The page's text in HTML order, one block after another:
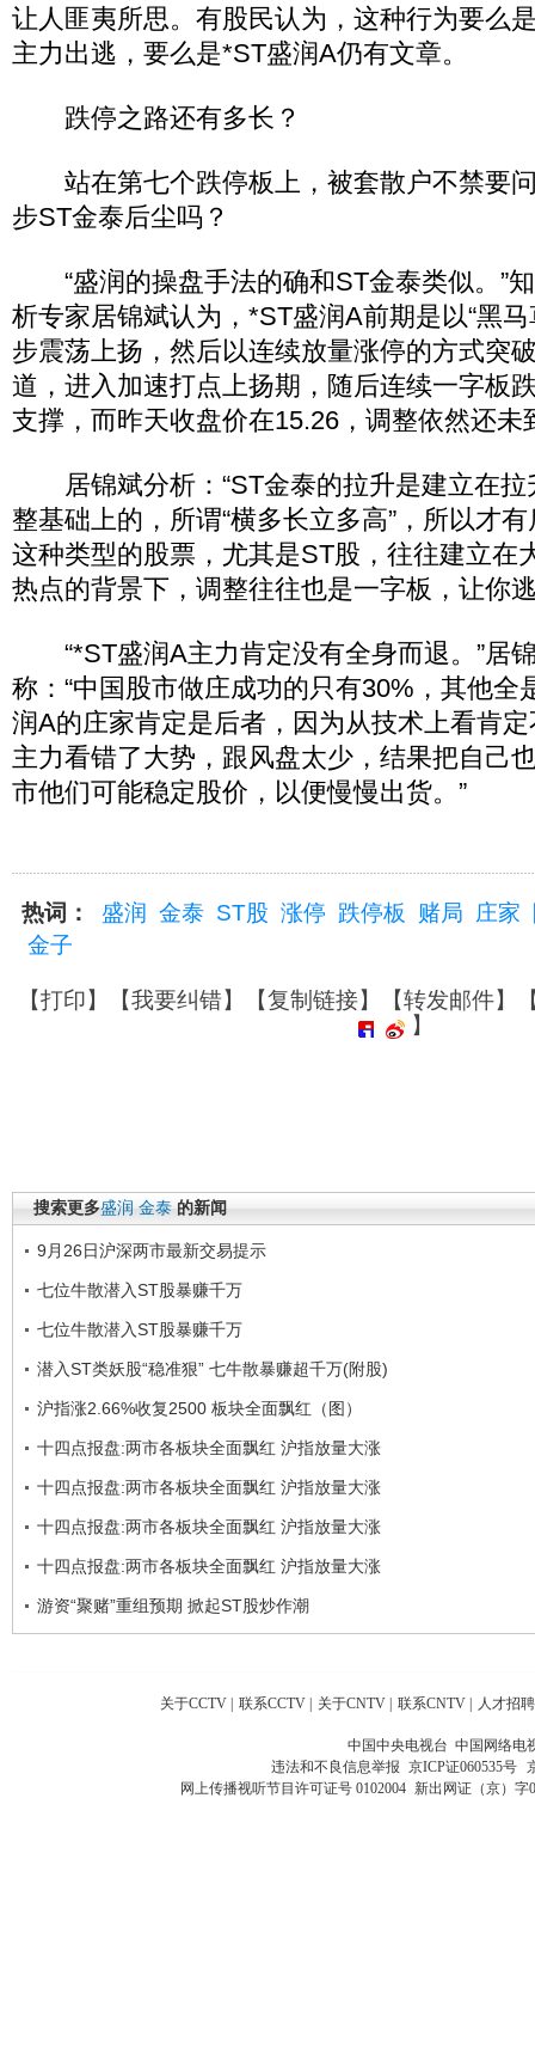
让人匪夷所思。有股民认为，这种行为要么
主力出逃，要么是*ST盛润A仍有文章。
跌停之路还有多长？
站在第七个跌停板上，被套散户不禁要
步ST金泰后尘吗？
“盛润的操盘手法的确和ST金泰类似。”
析专家居锦斌认为，*ST盛润A前期是以“黑
步震荡上扬，然后以连续放量涨停的方式突
道，进入加速打点上扬期，随后连续一字板
支撑，而昨天收盘价在15.26，调整依然还未
居锦斌分析：“ST金泰的拉升是建立在拉
整基础上的，所谓“横多长立多高”，所以才
这种类型的股票，尤其是ST股，往往建立在
热点的背景下，调整往往也是一字板，让你
“*ST盛润A主力肯定没有全身而退。”居
称：“中国股市做庄成功的只有30%，其他全
润A的庄家肯定是后者，因为从技术上看肯
主力看错了大势，跟风盘太少，结果把自己
市他们可能稳定股价，以便慢慢出货。”
热词： 盛润 金泰 ST股 涨停 跌停板 赌局 庄家
金子
【打印】【我要纠错】【复制链接】【转发邮件】
】
搜索更多盛润 金泰 的新闻
9月26日沪深两市最新交易提示
七位牛散潜入ST股暴赚千万
七位牛散潜入ST股暴赚千万
潜入ST类妖股“稳准狠” 七牛散暴赚超千万(附股)
沪指涨2.66%收复2500 板块全面飘红（图）
十四点报盘:两市各板块全面飘红 沪指放量大涨
十四点报盘:两市各板块全面飘红 沪指放量大涨
十四点报盘:两市各板块全面飘红 沪指放量大涨
十四点报盘:两市各板块全面飘红 沪指放量大涨
游资“聚赌”重组预期 掀起ST股炒作潮
关于CCTV | 联系CCTV | 关于CNTV | 联系CNTV | 人才招聘
中国中央电视台 中国网络电
违法和不良信息举报 京ICP证060535号
网上传播视听节目许可证号 0102004 新出网证（京）